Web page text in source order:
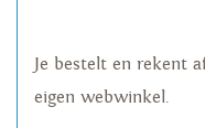
Je bestelt en rekent
eigen webwinkel.